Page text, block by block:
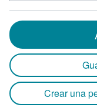
Crear una